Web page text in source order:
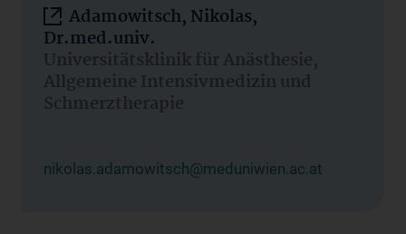
Adamowitsch, Nikolas,
Dr.med.univ.
Universitätsklinik für Anästhesie,
Allgemeine Intensivmedizin und
Schmerztherapie
nikolas.adamowitsch@meduniwien.ac.at